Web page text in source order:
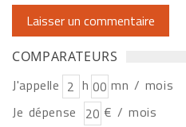
COMPARATEURS
J'appelle h
mn / mois
Je dépense
€ / mois